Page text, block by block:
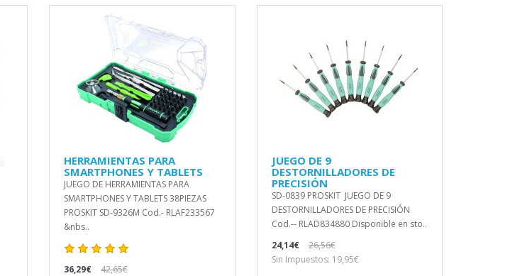
HERRAMIENTAS PARA
SMARTPHONES Y TABLETS
JUEGO DE HERRAMIENTAS PARA
SMARTPHONES Y TABLETS 38PIEZAS
PROSKIT SD-9326M Cod.- RLAF233567
&nbs..
36,29€
42,65€
JUEGO DE 9
DESTORNILLADORES DE
PRECISIÓN
SD-0839 PROSKIT JUEGO DE 9
DESTORNILLADORES DE PRECISIÓN
Cod.-- RLAD834880 Disponible en sto..
24,14€
26,56€
Sin Impuestos: 19,95€